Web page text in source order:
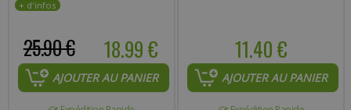
18.99 €
25.90 €
AJOUTER AU PANIER
11.40 €
AJOUTER AU PANIER